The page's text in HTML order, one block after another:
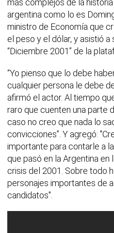
más complejos de la
argentina como lo es
ministro de Economía que
el peso y el dólar, y asistió a
“Diciembre 2001” de la
“Yo pienso que lo debe
cualquier persona le debe
afirmó el actor. Al tiempo
raro que cuenten una parte
caso no creo que nada lo
convicciones”. Y agregó:
importante para contarle a
que pasó en la Argentina
crisis del 2001. Sobre todo
personajes importantes de
candidatos".